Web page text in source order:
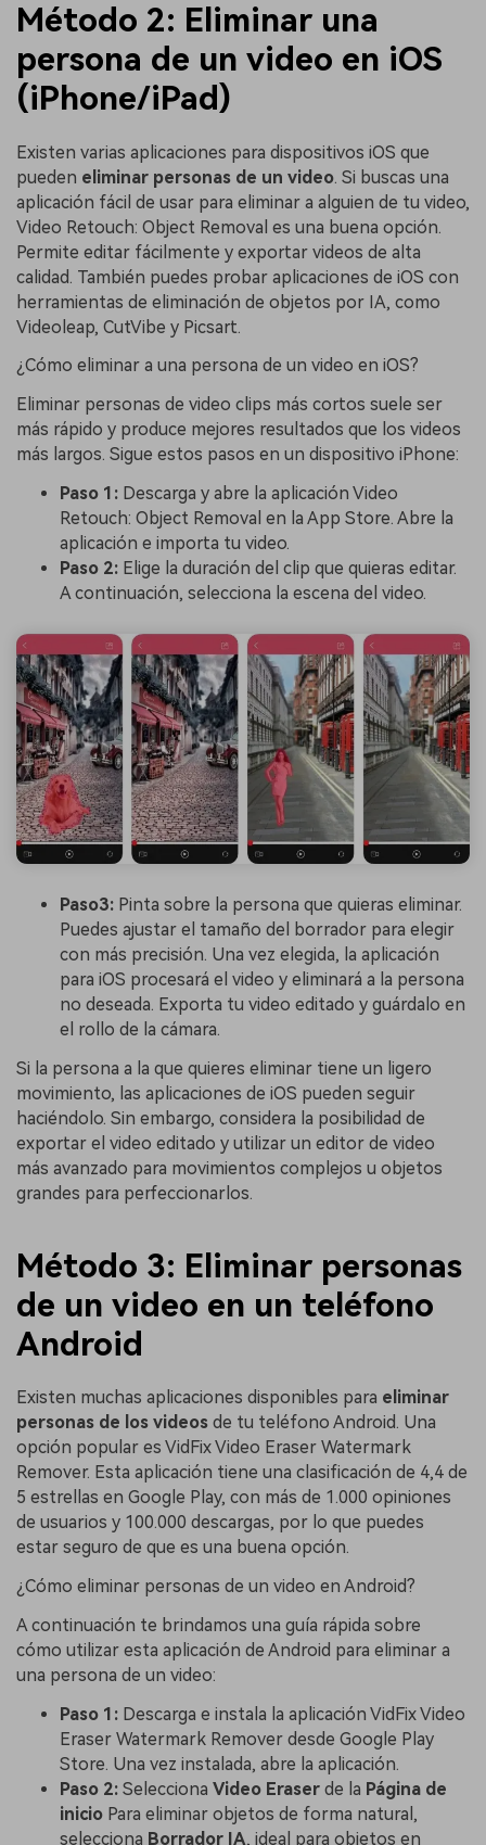
Método 2: Eliminar una
persona de un video en iOS
(iPhone/iPad)
Existen varias aplicaciones para dispositivos iOS que
pueden eliminar personas de un video. Si buscas una
aplicación fácil de usar para eliminar a alguien de tu video,
Video Retouch: Object Removal es una buena opción.
Permite editar fácilmente y exportar videos de alta
calidad. También puedes probar aplicaciones de iOS con
herramientas de eliminación de objetos por IA, como
Videoleap, CutVibe y Picsart.
¿Cómo eliminar a una persona de un video en iOS?
Eliminar personas de video clips más cortos suele ser
más rápido y produce mejores resultados que los videos
más largos. Sigue estos pasos en un dispositivo iPhone:
Paso 1: Descarga y abre la aplicación Video
Retouch: Object Removal en la App Store. Abre la
aplicación e importa tu video.
Paso 2: Elige la duración del clip que quieras editar.
A continuación, selecciona la escena del video.
Paso3: Pinta sobre la persona que quieras eliminar.
Puedes ajustar el tamaño del borrador para elegir
con más precisión. Una vez elegida, la aplicación
para iOS procesará el video y eliminará a la persona
no deseada. Exporta tu video editado y guárdalo en
el rollo de la cámara.
Si la persona a la que quieres eliminar tiene un ligero
movimiento, las aplicaciones de iOS pueden seguir
haciéndolo. Sin embargo, considera la posibilidad de
exportar el video editado y utilizar un editor de video
más avanzado para movimientos complejos u objetos
grandes para perfeccionarlos.
Método 3: Eliminar personas
de un video en un teléfono
Android
Existen muchas aplicaciones disponibles para eliminar
personas de los videos de tu teléfono Android. Una
opción popular es VidFix Video Eraser Watermark
Remover. Esta aplicación tiene una clasificación de 4,4 de
5 estrellas en Google Play, con más de 1.000 opiniones
de usuarios y 100.000 descargas, por lo que puedes
estar seguro de que es una buena opción.
¿Cómo eliminar personas de un video en Android?
A continuación te brindamos una guía rápida sobre
cómo utilizar esta aplicación de Android para eliminar a
una persona de un video:
Paso 1: Descarga e instala la aplicación VidFix Video
Eraser Watermark Remover desde Google Play
Store. Una vez instalada, abre la aplicación.
Paso 2: Selecciona Video Eraser de la Página de
inicio Para eliminar objetos de forma natural,
selecciona Borrador IA, ideal para objetos en